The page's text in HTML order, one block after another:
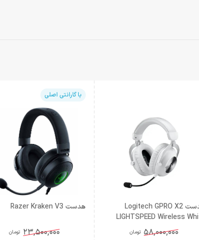
هدست Logitech GPRO X2
LIGHTSPEED Wireless
58,000,000 تومان
با گارانتی اصلی
هدست Razer Kraken V3
23,500,000 تومان